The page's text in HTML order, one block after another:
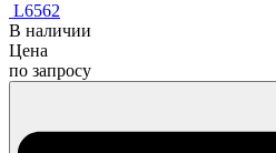
L6562
В наличии
Цена
по запросу